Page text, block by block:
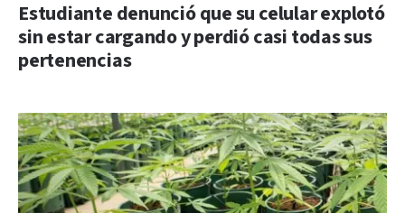
Estudiante denunció que su celular explotó
sin estar cargando y perdió casi todas sus
pertenencias